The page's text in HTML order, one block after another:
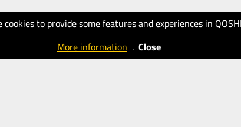
cookies to provide some features and experiences in
More information . Close